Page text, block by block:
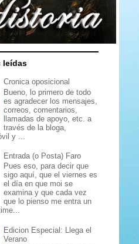
leídas
Cronica oposicional
Bueno, lo primero de todo
es agradecer los mensajes,
correos, comentarios,
llamadas de apoyo, etc. a
través de la bloga,
y ...
Entrada (o Posta) Faro
Pues eso, para decir que
sigo aquí, que el viernes es
el día en que moi se
examina y que cada vez
que lo pienso me entra un
Edicion Especial: Llega el
Verano